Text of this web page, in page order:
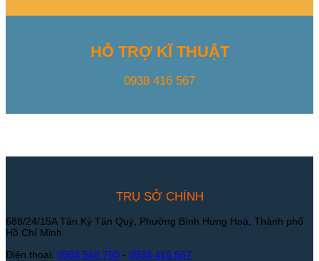
HỖ TRỢ KĨ THUẬT
0938 416 567
TRỤ SỞ CHÍNH
688/24/15A Tân Kỳ Tân Quý, Phường Bình Hưng Hoà, Thành phố
Hồ Chí Minh
Điện thoại: 0988 568 790 - 0938 416 567